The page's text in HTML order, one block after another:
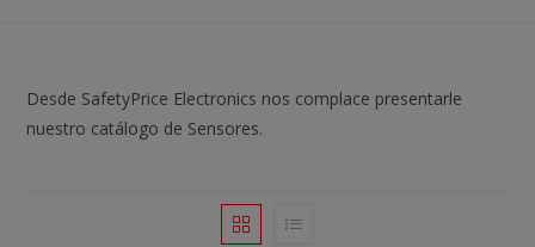
Desde SafetyPrice Electronics nos complace presentarle
nuestro catálogo de Sensores.